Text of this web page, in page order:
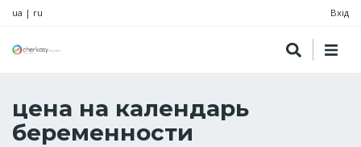
ua | ru Вхід
цена на календарь
беременности